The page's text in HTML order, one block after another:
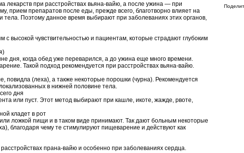
лекарств при расстройствах вьяна-вайю, а после ужина — при
прием препаратов после еды, прежде всего, благотворно влияет на
тела. Поэтому данное время выбирают при заболеваниях этих органов,
высокой чувствительностью и пациентам, которые страдают глубоким
дня, когда обед уже переварился, а до ужина еще много времени.
Такой подход рекомендуется при расстройствах вьяна-вайю.
повидла (леха), а также некоторые порошки (чурна). Рекомендуется
в нижней половине тела.
дня
или пуст. Этот метод выбирают при кашле, икоте, жажде, рвоте,
кладет в рот
ложкой пищи и в таком виде принимают. Так дают больным некоторые
благодаря чему те стимулируют пищеварение и действуют как
прана-вайю и особенно при заболеваниях сердца.